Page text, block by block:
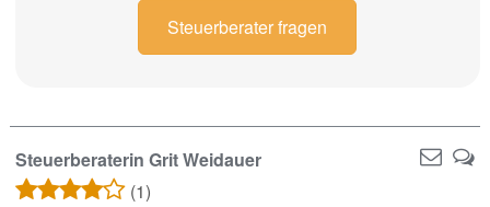
Steuerberater fragen
Steuerberaterin Grit Weidauer
(1)